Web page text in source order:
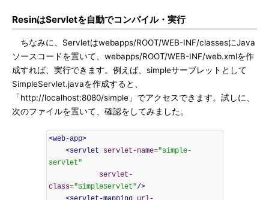
ResinはServletを自動でコンパイル・実行
ちなみに、Servletはwebapps/ROOT/WEB-INF/classesにJava
ソースコードを置いて、webapps/ROOT/WEB-INF/web.xmlを作
成すれば、実行できます。例えば、simpleサーブレットとして
SimpleServlet.javaを作成すると、
「http://localhost:8080/simple」でアクセスできます。試しに、
次のファイルを置いて、確認をしてみました。
<web-app>
<servlet
servlet-name="simple-
servlet"
servlet-
class="SimpleServlet"/>